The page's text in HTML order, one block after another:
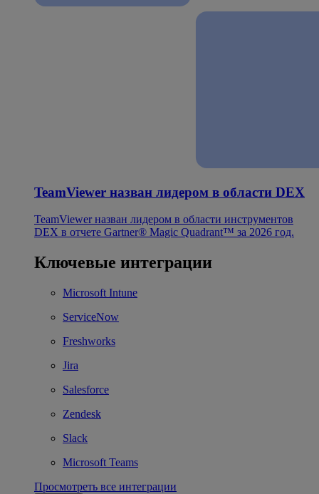
TeamViewer назван лидером в области DEX
TeamViewer назван лидером в области инструментов
DEX в отчете Gartner® Magic Quadrant™ за 2026 год.
Ключевые интеграции
Microsoft Intune
ServiceNow
Freshworks
Jira
Salesforce
Zendesk
Slack
Microsoft Teams
Просмотреть все интеграции